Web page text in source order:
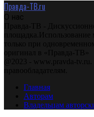
Правда-ТВ.ru
О нас
Правда-ТВ -
площадка.Использование
только при
оригинал в «Правда-ТВ»
@2023 - www.pravda-
правообладателям.
Главная
Авторам
Владельцам